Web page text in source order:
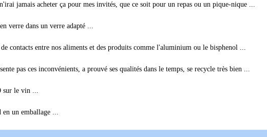
jamais acheter ça pour mes invités, que ce soit pour un repas ou un pique-nique ...
verre dans un verre adapté ...
contacts entre nos aliments et des produits comme l'aluminium ou le bisphenol ...
pas ces inconvénients, a prouvé ses qualités dans le temps, se recycle très bien ...
sur le vin ...
en un emballage ...